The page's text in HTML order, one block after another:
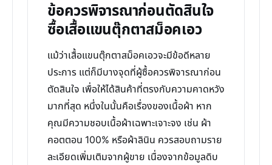
ข้อควรพิจารณาก่อนตัดสินใจ
ซื้อเสื้อแขนตุ๊กตาสม็อคเอว
แม้ว่าเสื้อแขนตุ๊กตาสม็อคเอวจะมีข้อดีหลาย
ประการ แต่ก็มีบางจุดที่ผู้ซื้อควรพิจารณาก่อน
ตัดสินใจ เพื่อให้ได้สินค้าที่ตรงกับความคาดหวัง
มากที่สุด หนึ่งในนั้นคือเรื่องของเนื้อผ้า หาก
คุณมีความชอบเนื้อผ้าเฉพาะเจาะจง เช่น ผ้า
คอตตอน 100% หรือผ้าลินิน ควรสอบถามราย
ละเอียดเพิ่มเติมจากผู้ขาย เนื่องจากข้อมูลดิบ